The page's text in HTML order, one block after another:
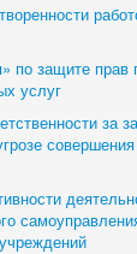
по защите прав
услуг
за
совершения